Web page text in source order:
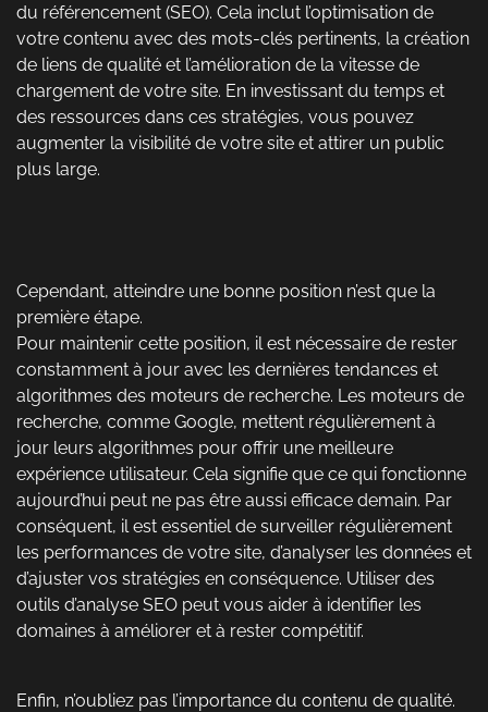
du référencement (SEO). Cela inclut l’optimisation de
votre contenu avec des mots-clés pertinents, la création
de liens de qualité et l’amélioration de la vitesse de
chargement de votre site. En investissant du temps et
des ressources dans ces stratégies, vous pouvez
augmenter la visibilité de votre site et attirer un public
plus large.
Cependant, atteindre une bonne position n’est que la
première étape.
Pour maintenir cette position, il est nécessaire de rester
constamment à jour avec les dernières tendances et
algorithmes des moteurs de recherche. Les moteurs de
recherche, comme Google, mettent régulièrement à
jour leurs algorithmes pour offrir une meilleure
expérience utilisateur. Cela signifie que ce qui fonctionne
aujourd’hui peut ne pas être aussi efficace demain. Par
conséquent, il est essentiel de surveiller régulièrement
les performances de votre site, d’analyser les données et
d’ajuster vos stratégies en conséquence. Utiliser des
outils d’analyse SEO peut vous aider à identifier les
domaines à améliorer et à rester compétitif.
Enfin, n’oubliez pas l’importance du contenu de qualité.